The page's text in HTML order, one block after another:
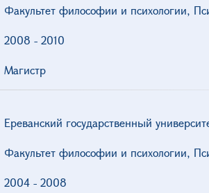
Факультет философии и психологии,
2008 - 2010
Магистр
Ереванский государственный
Факультет философии и психологии,
2004- 2008